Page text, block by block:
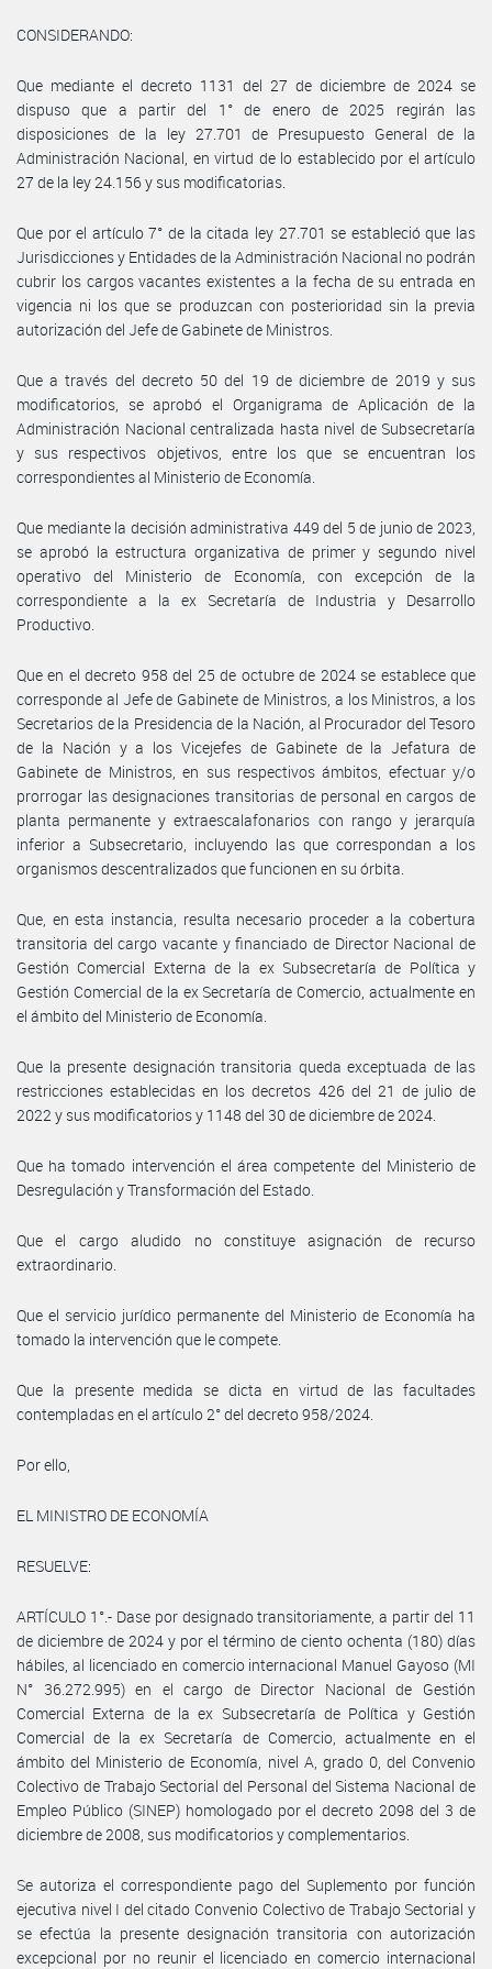
CONSIDERANDO:
Que mediante el decreto 1131 del 27 de diciembre de 2024 se
dispuso que a partir del 1° de enero de 2025 regirán las
disposiciones de la ley 27.701 de Presupuesto General de la
Administración Nacional, en virtud de lo establecido por el artículo
27 de la ley 24.156 y sus modificatorias.
Que por el artículo 7° de la citada ley 27.701 se estableció que las
Jurisdicciones y Entidades de la Administración Nacional no podrán
cubrir los cargos vacantes existentes a la fecha de su entrada en
vigencia ni los que se produzcan con posterioridad sin la previa
autorización del Jefe de Gabinete de Ministros.
Que a través del decreto 50 del 19 de diciembre de 2019 y sus
modificatorios, se aprobó el Organigrama de Aplicación de la
Administración Nacional centralizada hasta nivel de Subsecretaría
y sus respectivos objetivos, entre los que se encuentran los
correspondientes al Ministerio de Economía.
Que mediante la decisión administrativa 449 del 5 de junio de 2023,
se aprobó la estructura organizativa de primer y segundo nivel
operativo del Ministerio de Economía, con excepción de la
correspondiente a la ex Secretaría de Industria y Desarrollo
Productivo.
Que en el decreto 958 del 25 de octubre de 2024 se establece que
corresponde al Jefe de Gabinete de Ministros, a los Ministros, a los
Secretarios de la Presidencia de la Nación, al Procurador del Tesoro
de la Nación y a los Vicejefes de Gabinete de la Jefatura de
Gabinete de Ministros, en sus respectivos ámbitos, efectuar y/o
prorrogar las designaciones transitorias de personal en cargos de
planta permanente y extraescalafonarios con rango y jerarquía
inferior a Subsecretario, incluyendo las que correspondan a los
organismos descentralizados que funcionen en su órbita.
Que, en esta instancia, resulta necesario proceder a la cobertura
transitoria del cargo vacante y financiado de Director Nacional de
Gestión Comercial Externa de la ex Subsecretaría de Política y
Gestión Comercial de la ex Secretaría de Comercio, actualmente en
el ámbito del Ministerio de Economía.
Que la presente designación transitoria queda exceptuada de las
restricciones establecidas en los decretos 426 del 21 de julio de
2022 y sus modificatorios y 1148 del 30 de diciembre de 2024.
Que ha tomado intervención el área competente del Ministerio de
Desregulación y Transformación del Estado.
Que el cargo aludido no constituye asignación de recurso
extraordinario.
Que el servicio jurídico permanente del Ministerio de Economía ha
tomado la intervención que le compete.
Que la presente medida se dicta en virtud de las facultades
contempladas en el artículo 2° del decreto 958/2024.
Por ello,
EL MINISTRO DE ECONOMÍA
RESUELVE:
ARTÍCULO 1°.- Dase por designado transitoriamente, a partir del 11
de diciembre de 2024 y por el término de ciento ochenta (180) días
hábiles, al licenciado en comercio internacional Manuel Gayoso (MI
N° 36.272.995) en el cargo de Director Nacional de Gestión
Comercial Externa de la ex Subsecretaría de Política y Gestión
Comercial de la ex Secretaría de Comercio, actualmente en el
ámbito del Ministerio de Economía, nivel A, grado 0, del Convenio
Colectivo de Trabajo Sectorial del Personal del Sistema Nacional de
Empleo Público (SINEP) homologado por el decreto 2098 del 3 de
diciembre de 2008, sus modificatorios y complementarios.
Se autoriza el correspondiente pago del Suplemento por función
ejecutiva nivel I del citado Convenio Colectivo de Trabajo Sectorial y
se efectúa la presente designación transitoria con autorización
excepcional por no reunir el licenciado en comercio internacional